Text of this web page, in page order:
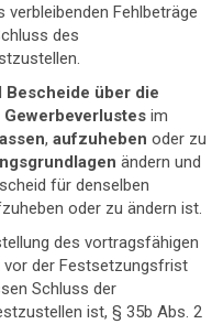
Fehlbeträge
des
Bescheide über die
im
,aufzuhebenoder zu
ändern und
für denselben
oder zu ändern ist.
des vortragsfähigen
vor der Festsetzungsfrist
Schluss der
ist, § 35b Abs. 2